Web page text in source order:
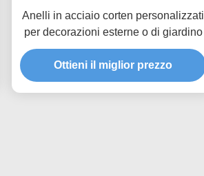
Anelli in acciaio corten personalizzati
per decorazioni esterne o di giardino
Ottieni il miglior prezzo